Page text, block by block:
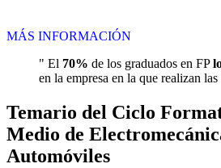
MÁS INFORMACIÓN
" El 70% de los graduados en FP
en la empresa en la que realizan
Temario del Ciclo
Medio de
Automóviles